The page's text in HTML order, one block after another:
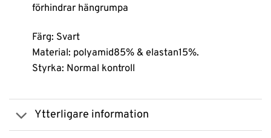
förhindrar hängrumpa
Färg: Svart
Material: polyamid85% & elastan15%.
Styrka: Normal kontroll
Ytterligare information